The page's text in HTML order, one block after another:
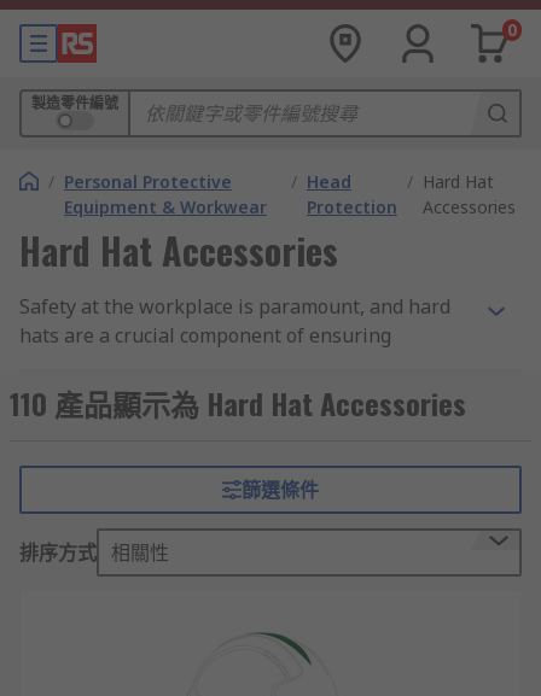
0
製造零件編號
/ Personal Protective
Equipment & Workwear
/ Head
Protection
/ Hard Hat
Accessories
Hard Hat Accessories
Safety at the workplace is paramount, and hard
hats are a crucial component of ensuring
take that safety to the next level while adding
comfort and functionality to your headgear.
Why Choose Our Hard Hat Accessories:
Enhanced Safety:Our hard hat accessories
are crafted to provide additional safety
110 產品顯示為 Hard Hat Accessories
篩選條件
排序方式 相關性